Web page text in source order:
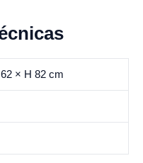
× H 82 cm